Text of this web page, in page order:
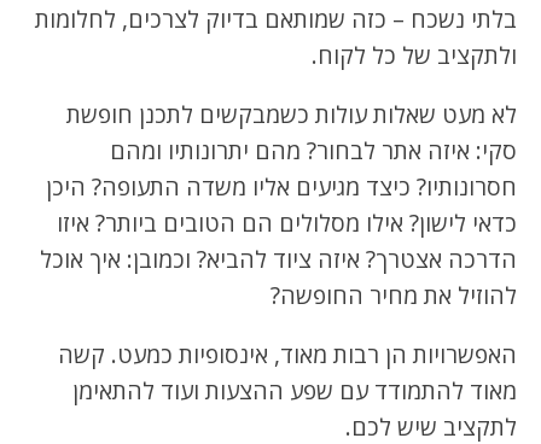
בלתי נשכח – כזה שמותאם בדיוק לצרכים, לחלומות
ולתקציב של כל לקוח.
לא מעט שאלות עולות כשמבקשים לתכנן חופשת
סקי: איזה אתר לבחור? מהם יתרונותיו ומהם
חסרונותיו? כיצד מגיעים אליו משדה התעופה? היכן
כדאי לישון? אילו מסלולים הם הטובים ביותר? איזו
הדרכה אצטרך? איזה ציוד להביא? וכמובן: איך אוכל
להוזיל את מחיר החופשה?
האפשרויות הן רבות מאוד, אינסופיות כמעט. קשה
מאוד להתמודד עם שפע ההצעות ועוד להתאימן
לתקציב שיש לכם.